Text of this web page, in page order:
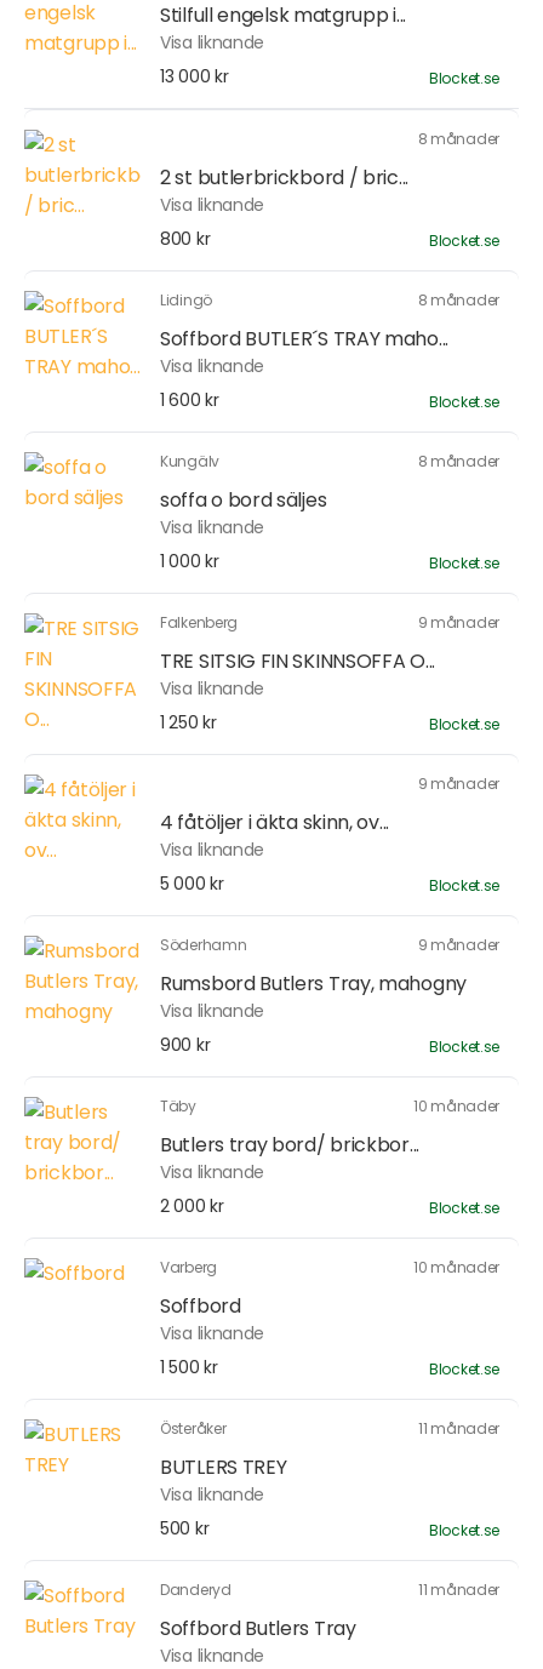
Stilfull engelsk matgrupp i...
Visa liknande
13 000 kr
Blocket.se
8 månader
2 st butlerbrickbord / bric...
Visa liknande
800 kr
Blocket.se
Lidingö 8 månader
Soffbord BUTLER´S TRAY maho...
Visa liknande
1 600 kr
Blocket.se
Kungälv 8 månader
soffa o bord säljes
Visa liknande
1 000 kr
Blocket.se
Falkenberg 9 månader
TRE SITSIG FIN SKINNSOFFA O...
Visa liknande
1 250 kr
Blocket.se
9 månader
4 fåtöljer i äkta skinn, ov...
Visa liknande
5 000 kr
Blocket.se
Söderhamn 9 månader
Rumsbord Butlers Tray, mahogny
Visa liknande
900 kr
Blocket.se
Täby 10 månader
Butlers tray bord/ brickbor...
Visa liknande
2 000 kr
Blocket.se
Varberg 10 månader
Soffbord
Visa liknande
1 500 kr
Blocket.se
Österåker 11 månader
BUTLERS TREY
Visa liknande
500 kr
Blocket.se
Danderyd 11 månader
Soffbord Butlers Tray
Visa liknande